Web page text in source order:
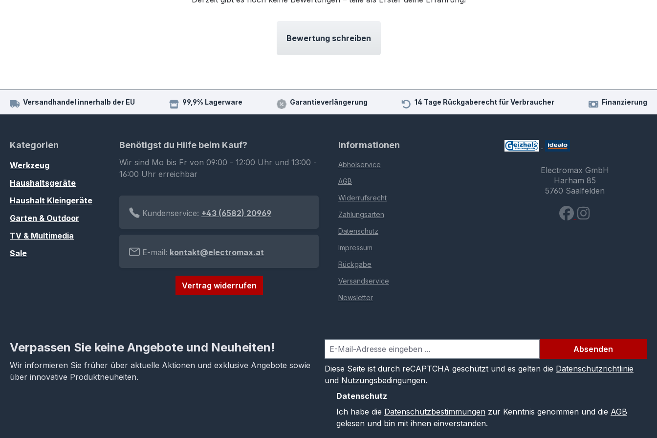
Bewertung schreiben
Versandhandel innerhalb der EU 99,9% Lagerware Garantieverlängerung 14 Tage Rückgaberecht für Verbraucher Finanzierung
Kategorien
Werkzeug
Haushaltsgeräte
Haushalt Kleingeräte
Garten & Outdoor
TV & Multimedia
Sale
Benötigst du Hilfe beim Kauf?
Wir sind Mo bis Fr von 09:00 - 12:00 Uhr und 13:00 -
16:00 Uhr erreichbar
Kundenservice: +43 (6582) 20969
E-mail: kontakt@electromax.at
Vertrag widerrufen
Informationen
Abholservice
AGB
Widerrufsrecht
Zahlungsarten
Datenschutz
Impressum
Rückgabe
Versandservice
Newsletter
Electromax GmbH
Harham 85
5760 Saalfelden
Verpassen Sie keine Angebote und Neuheiten!
Wir informieren Sie früher über aktuelle Aktionen und exklusive Angebote sowie
über innovative Produktneuheiten.
Absenden
Diese Seite ist durch reCAPTCHA geschützt und es gelten die Datenschutzrichtlinie
und Nutzungsbedingungen.
Datenschutz
Ich habe die Datenschutzbestimmungenzur Kenntnis genommen und die AGB
gelesen und bin mit ihnen einverstanden.